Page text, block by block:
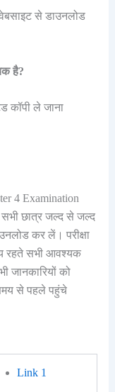
से डाउनलोड
है?
कॉपी ले जाना
4 Examination
सभी छात्र जल्द से जल्द
कर लें। परीक्षा
रहते सभी आवश्यक
जानकारियों को
समय से पहले पहुंचे
Link 1